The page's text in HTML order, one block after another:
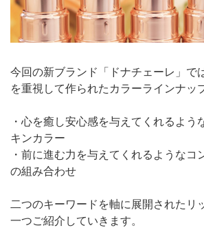
今回の新ブランド「ドナチェーレ」で
を重視して作られたカラーラインナッ
・心を癒し安心感を与えてくれるよう
キンカラー
・前に進む力を与えてくれるようなコ
の組み合わせ
二つのキーワードを軸に展開されたリ
一つご紹介していきます。